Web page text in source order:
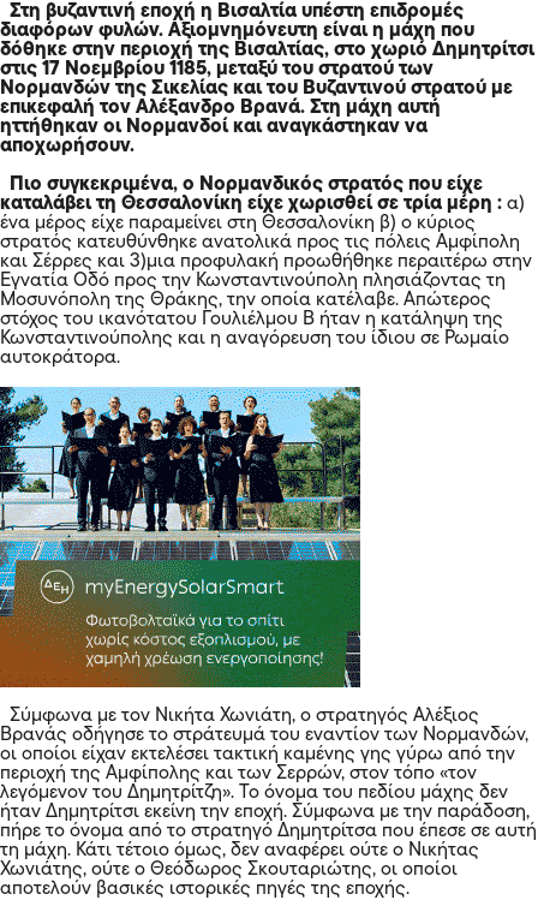
Στη βυζαντινή εποχή η Βισαλτία υπέστη επιδρομές
διαφόρων φυλών. Αξιομνημόνευτη είναι η μάχη που
δόθηκε στην περιοχή της Βισαλτίας, στο χωριό Δημητρίτσι
στις 17 Νοεμβρίου 1185, μεταξύ του στρατού των
Νορμανδών της Σικελίας και του Βυζαντινού στρατού με
επικεφαλή τον Αλέξανδρο Βρανά. Στη μάχη αυτή
ηττήθηκαν οι Νορμανδοί και αναγκάστηκαν να
αποχωρήσουν.
Πιο συγκεκριμένα, ο Νορμανδικός στρατός που είχε
καταλάβει τη Θεσσαλονίκη είχε χωρισθεί σε τρία μέρη : α)
ένα μέρος είχε παραμείνει στη Θεσσαλονίκη β) ο κύριος
στρατός κατευθύνθηκε ανατολικά προς τις πόλεις Αμφίπολη
και Σέρρες και 3)μια προφυλακή προωθήθηκε περαιτέρω στην
Εγνατία Οδό προς την Κωνσταντινούπολη πλησιάζοντας τη
Μοσυνόπολη της Θράκης, την οποία κατέλαβε. Απώτερος
στόχος του ικανότατου Γουλιέλμου Β ήταν η κατάληψη της
Κωνσταντινούπολης και η αναγόρευση του ίδιου σε Ρωμαίο
αυτοκράτορα.
Σύμφωνα με τον Νικήτα Χωνιάτη, ο στρατηγός Αλέξιος
Βρανάς οδήγησε το στράτευμά του εναντίον των Νορμανδών,
οι οποίοι είχαν εκτελέσει τακτική καμένης γης γύρω από την
περιοχή της Αμφίπολης και των Σερρών, στον τόπο «τον
λεγόμενον του Δημητρίτζη». Το όνομα του πεδίου μάχης δεν
ήταν Δημητρίτσι εκείνη την εποχή. Σύμφωνα με την παράδοση,
πήρε το όνομα από το στρατηγό Δημητρίτσα που έπεσε σε αυτή
τη μάχη. Κάτι τέτοιο όμως, δεν αναφέρει ούτε ο Νικήτας
Χωνιάτης, ούτε ο Θεόδωρος Σκουταριώτης, οι οποίοι
αποτελούν βασικές ιστορικές πηγές της εποχής.